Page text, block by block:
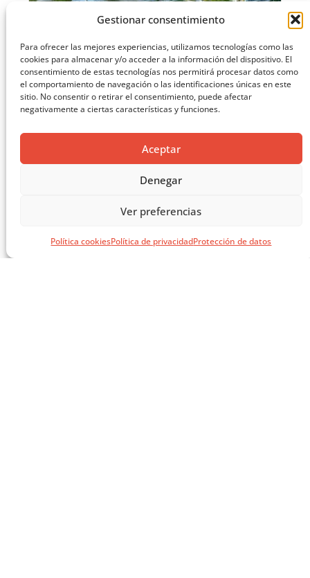
Gestionar consentimiento
Para ofrecer las mejores experiencias, utilizamos tecnologías como las
cookies para almacenar y/o acceder a la información del dispositivo. El
consentimiento de estas tecnologías nos permitirá procesar datos como
el comportamiento de navegación o las identificaciones únicas en este
sitio. No consentir o retirar el consentimiento, puede afectar
negativamente a ciertas características y funciones.
Aceptar
Denegar
Ver preferencias
Política cookiesPolítica de privacidadProtección de datos